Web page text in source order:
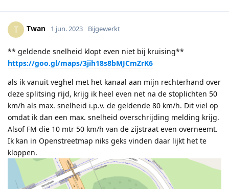
T Twan 1 jun. 2023 Bijgewerkt
** geldende snelheid klopt even niet bij kruising**
https://goo.gl/maps/3jih18s8bMJCmZrK6
als ik vanuit veghel met het kanaal aan mijn rechterhand over
deze splitsing rijd, krijg ik heel even net na de stoplichten 50
km/h als max. snelheid i.p.v. de geldende 80 km/h. Dit viel op
omdat ik dan een max. snelheid overschrijding melding krijg.
Alsof FM die 10 mtr 50 km/h van de zijstraat even overneemt.
Ik kan in Openstreetmap niks geks vinden daar lijkt het te
kloppen.